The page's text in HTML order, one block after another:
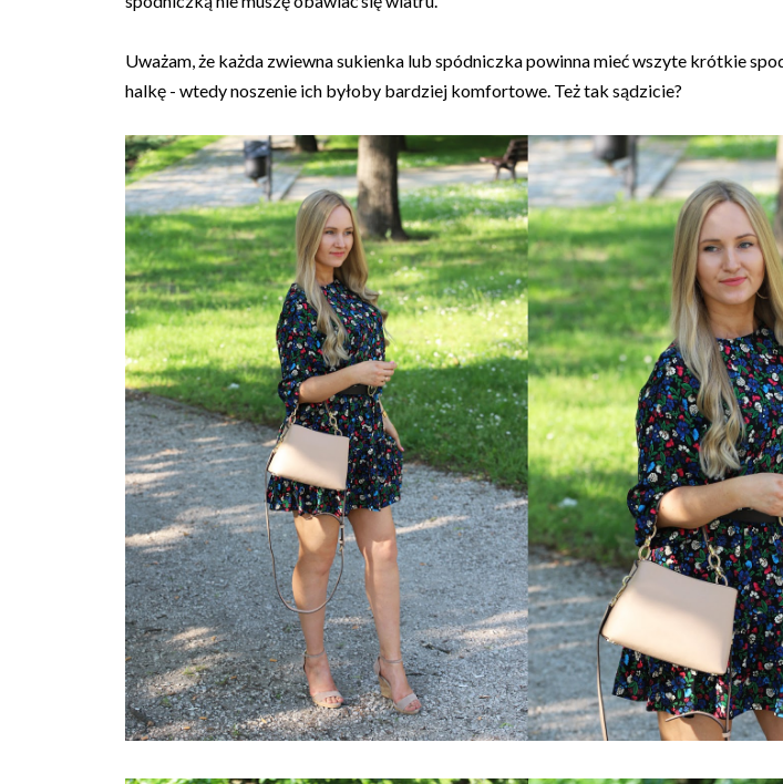
Uważam, że każda zwiewna sukienka lub spódniczka powinna mieć wszyte krótkie
halkę - wtedy noszenie ich byłoby bardziej komfortowe. Też tak sądzicie?